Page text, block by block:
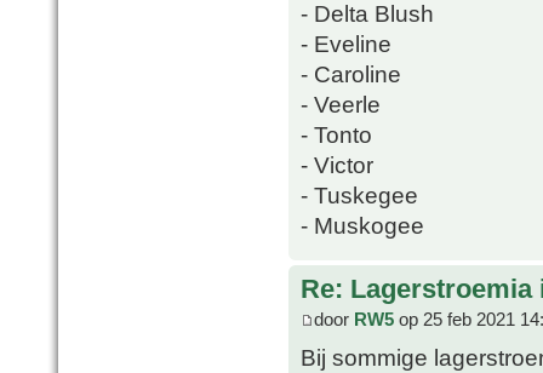
- Delta Blush
- Eveline
- Caroline
- Veerle
- Tonto
- Victor
- Tuskegee
- Muskogee
Re:
door RW5 op 25 feb 2021
Bij sommige